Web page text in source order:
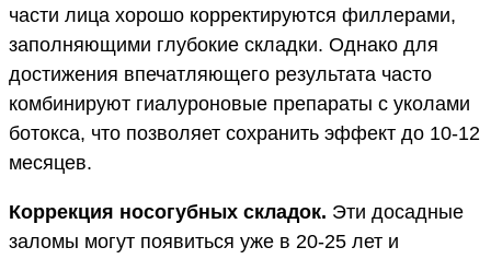
части лица хорошо корректируются филлерами,
заполняющими глубокие складки. Однако для
достижения впечатляющего результата часто
комбинируют гиалуроновые препараты с уколами
ботокса, что позволяет сохранить эффект до 10-12
месяцев.
Коррекция носогубных складок. Эти досадные
заломы могут появиться уже в 20-25 лет и